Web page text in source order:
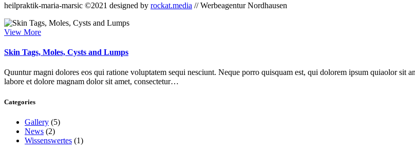
heilpraktik-maria-marsic ©2021 designed by rockat.media // Werbeagentur Nordhausen
View More
Skin Tags, Moles, Cysts and Lumps
Quuntur magni dolores eos qui ratione voluptatem sequi nesciunt. Neque porro quisquam est, qui dolorem ipsum quiaolor sit
labore et dolore magnam dolor sit amet, consectetur…
Categories
Gallery (5)
News (2)
Wissenswertes (1)